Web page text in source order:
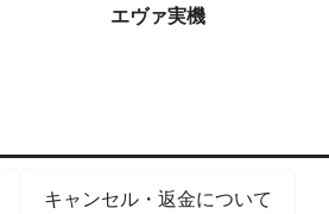
エヴァ実機
キャンセル・返金について